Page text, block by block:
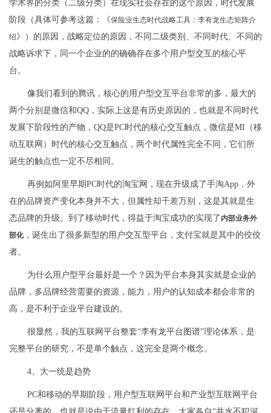
学术界的分类（二级分类）在现实社会存在的这个原因，时代发展
阶段（具体可参考这篇：《保险业生态时代战略工具：李有龙生态矩阵介
绍》）的原因，战略定位的原因，不同二级类别、不同时代、不同的
战略诉求下，同一个企业的的确确存在多个用户型交互的核心平
台。
像我们看到的腾讯，核心的用户型交互平台非常的多，最大的
两个分别是微信和QQ，实际上这是有历史原因的，也就是不同时代
发展下阶段性的产物，QQ是PC时代的核心交互触点，微信是MI（移
动互联网）时代的核心交互触点，两个时代属性完全不同，它们所
诞生的触点也一定不尽相同。
再例如阿里早期PC时代的淘宝网，现在升级成了手淘App，外
在的品牌资产变化本身并不大，但属性却千差万别，这是其就是生
态品牌的升级。到了移动时代，得益于淘宝成功的实现了 内部业务外
部化，诞生出了很多新型的用户交互型平台，支付宝就是其中的佼佼
者。
为什么用户型平台最好是一个？因为平台本身其实就是企业的
品牌，多品牌经营需要的资源，能力，用户的认知成本都会非常的
高，是不利于企业平台建设的。
很显然，我的互联网平台整套“李有龙平台图谱”理论体系，是
完整平台的研究，不是单个触点，这完全是两个概念。
4、大一统是趋势
PC和移动的早期阶段，用户型互联网平台和产业型互联网平台